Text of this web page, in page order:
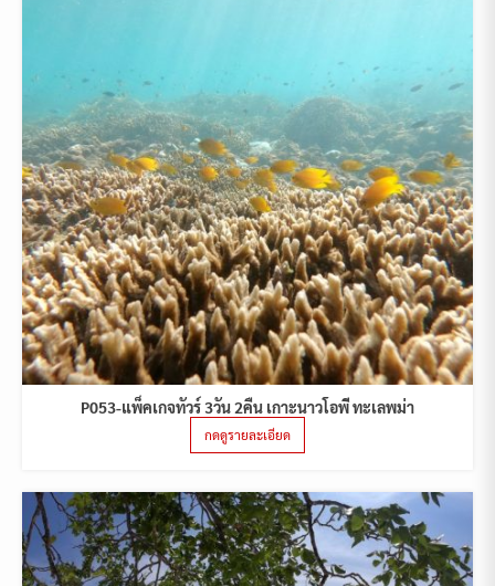
P053-แพ็คเกจทัวร์ 3วัน 2คืน เกาะนาวโอพี ทะเลพม่า
กดดูรายละเอียด